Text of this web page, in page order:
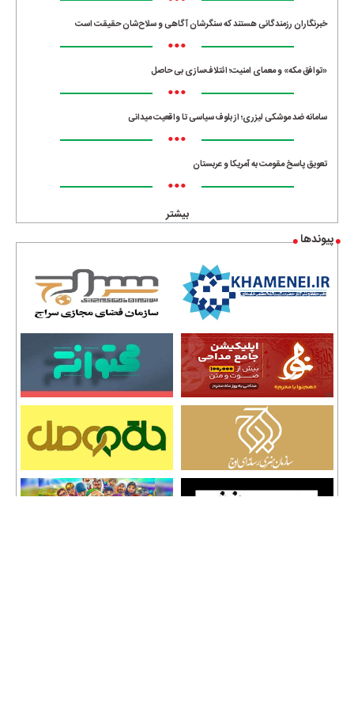
خبرنگاران رزمندگانی هستند که سنگرشان آگاهی و سلاح‌شان حقیقت است
•••
«توافق مکه» و معمای امنیت؛ ائتلاف‌سازی بی حاصل
•••
سامانه ضد موشکی لیزری؛ از بلوف سیاسی تا واقعیت میدانی
•••
تعویق پاسخ مقومت به آمریکا و عربستان
•••
بیشتر
پیوندها